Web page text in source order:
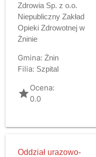
Zdrowia Sp. z o.o.
Niepubliczny Zakład
Opieki Zdrowotnej w
Żninie
Gmina: Żnin
Filia: Szpital
gradeOcena:
0.0
Oddział urazowo-